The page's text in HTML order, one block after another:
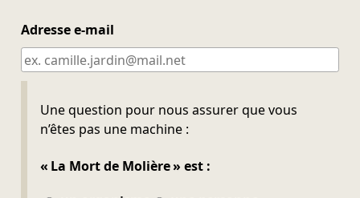
Adresse e-mail
Une question pour nous assurer que vous
n’êtes pas une machine :
« La Mort de Molière » est :
Ne pas remplir